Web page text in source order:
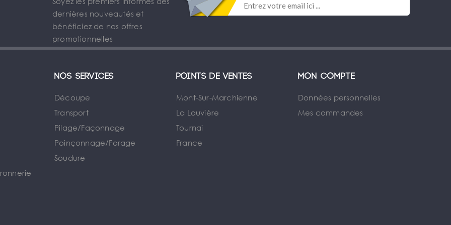
dernières nouveautés et
bénéficiez de nos offres
promotionnelles
Nos services
Découpe
Transport
Pilage/Façonnage
Poinçonnage/Forage
Soudure
Points de ventes
Mont-Sur-Marchienne
La Louvière
Tournai
France
Mon compte
Données personnelles
Mes commandes